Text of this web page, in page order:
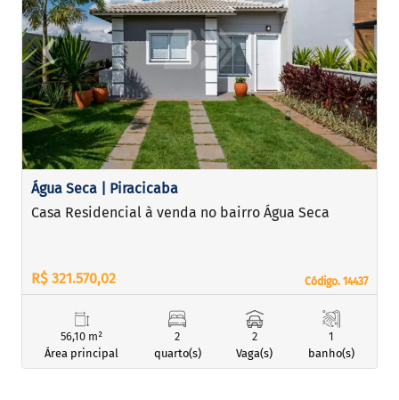
‹Previous ›Next
Água Seca | Piracicaba
Código. 14437
Código. 14437
Casa Residencial à venda no bairro Água Seca
R$ 321.570,02
56,10 m²
Área principal
2
quarto(s)
2
Vaga(s)
1
banho(s)